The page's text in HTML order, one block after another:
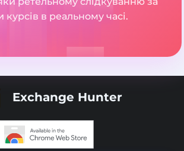
в реальному часі.
Exchange Hunter